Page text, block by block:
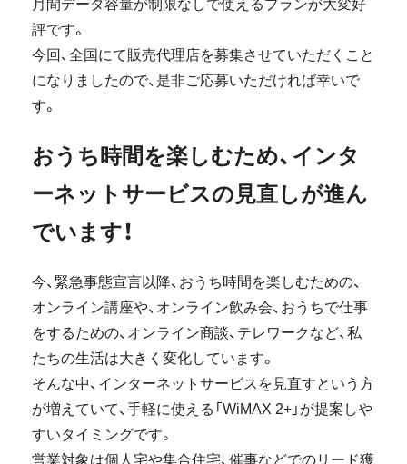
月間データ容量が制限なしで使えるプランが大変好
評です。
今回、全国にて販売代理店を募集させていただくこと
になりましたので、是非ご応募いただければ幸いで
す。
おうち時間を楽しむため、インタ
ーネットサービスの見直しが進ん
でいます！
今、緊急事態宣言以降、おうち時間を楽しむための、
オンライン講座や、オンライン飲み会、おうちで仕事
をするための、オンライン商談、テレワークなど、私
たちの生活は大きく変化しています。
そんな中、インターネットサービスを見直すという方
が増えていて、手軽に使える「WiMAX 2+」が提案しや
すいタイミングです。
営業対象は個人宅や集合住宅、催事などでのリード獲